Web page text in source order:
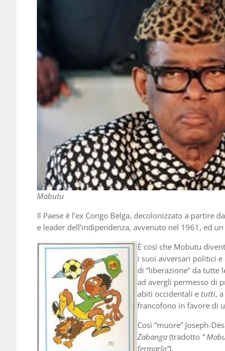
Mobutu
Il Paese è l’ex Congo Belga, decolonizzato a partire
e leader dell’indipendenza, avvenuto nel 1961, ed
È così che Mobutu
i suoi avversari politici
di “liberazione” da
ad avergli permesso di
abiti occidentali e tutti,
francofono in favore di
Così “muore” Joseph-
Zabanga (tradotto ”
fermarlo”).